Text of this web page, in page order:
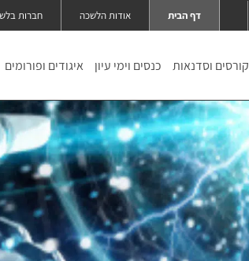
דף הבית אודות הלשכה חברות
קורסים וסדנאות כנסים וימי עיון איגודים ופורומים